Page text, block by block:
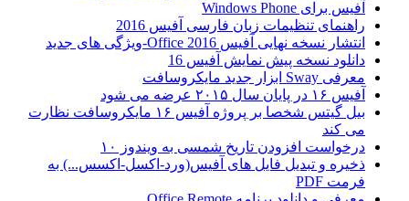
آفیس برای Windows Phone
راهنمای تنظیمات زبان فارسی آفیس 2016
انتشار نسخه نهایی آفیس Office 2016-ویژگی های جدید
دانلود نسخه پیش نمایش آفیس 16
معرفی Sway ابزار جدید مایکروسافت
آفیس ۱۶ در پایان سال ۲۰۱۵ عرضه می شود
بیل گیتس شخصا بر پروژه آفیس ۱۶ مایکروسافت نظارت
می کند
درخواست افزودن تاریخ شمسی به ویندوز ۱۰
ذخیره و تبدیل فایل های آفیس(ورد-اکسل-اکسس...) به
فرمت PDF